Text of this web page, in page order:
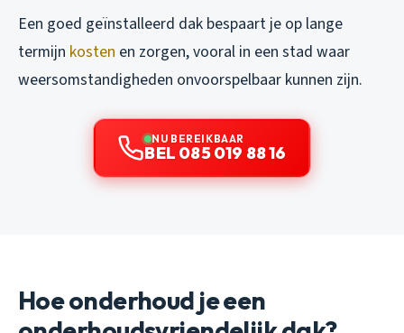
Een goed geïnstalleerd dak bespaart je op lange
termijn kosten en zorgen, vooral in een stad waar
weersomstandigheden onvoorspelbaar kunnen zijn.
NU BEREIKBAAR
BEL 085 019 88 16
Hoe onderhoud je een